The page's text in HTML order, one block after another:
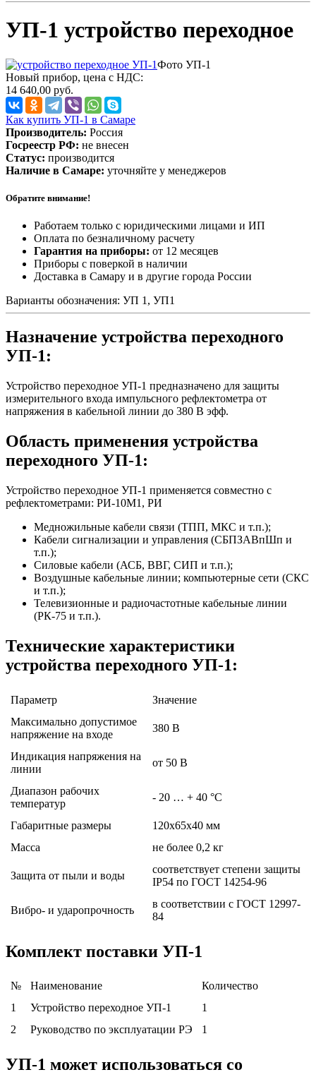
УП-1 устройство переходное
Фото УП-1
Новый прибор, цена с НДС:
14 640,00 руб.
Как купить УП-1 в Самаре
Производитель: Россия
Госреестр РФ: не внесен
Статус: производится
Наличие в Самаре: уточняйте у менеджеров
Обратите внимание!
Работаем только с юридическими лицами и ИП
Оплата по безналичному расчету
Гарантия на приборы: от 12 месяцев
Приборы с поверкой в наличии
Доставка в Самару и в другие города России
Варианты обозначения: УП 1, УП1
Назначение устройства переходного
УП-1:
Устройство переходное УП-1 предназначено для защиты
измерительного входа импульсного рефлектометра от
напряжения в кабельной линии до 380 В эфф.
Область применения устройства
переходного УП-1:
Устройство переходное УП-1 применяется совместно с
рефлектометрами: РИ-10М1, РИ
Медножильные кабели связи (ТПП, МКС и т.п.);
Кабели сигнализации и управления (СБПЗАВпШп и
т.п.);
Силовые кабели (АСБ, ВВГ, СИП и т.п.);
Воздушные кабельные линии; компьютерные сети (СКС
и т.п.);
Телевизионные и радиочастотные кабельные линии
(РК-75 и т.п.).
Технические характеристики
устройства переходного УП-1:
Параметр
Значение
Максимально допустимое
напряжение на входе
380 В
Индикация напряжения на
линии
от 50 В
Диапазон рабочих
температур
- 20 … + 40 °С
Габаритные размеры
120х65х40 мм
Масса
не более 0,2 кг
Защита от пыли и воды
соответствует степени защиты
IP54 по ГОСТ 14254-96
Вибро- и ударопрочность
в соответствии с ГОСТ 12997-
84
Комплект поставки УП-1
№ Наименование
Количество
1
Устройство переходное УП-1
1
2
Руководство по эксплуатации РЭ 1
УП-1 может использоваться со